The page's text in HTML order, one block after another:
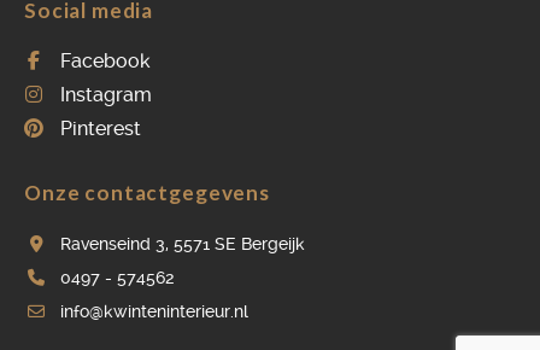
Social media
Facebook
Instagram
Pinterest
Onze contactgegevens
Ravenseind 3, 5571 SE Bergeijk
0497 - 574562
info@kwinteninterieur.nl